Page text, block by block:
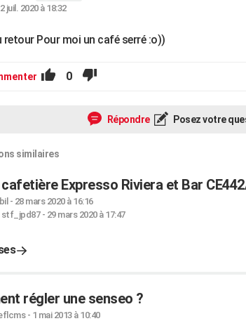
juil. 2020 à 18:32
retour Pour moi un café serré :o))
0
Répondre Posez votre
similaires
Expresso Riviera et Bar
- 28 mars 2020 à 16:16
stf_jpd87- 29 mars 2020 à 17:47
régler une senseo ?
- 1 mai 2013 à 10:40